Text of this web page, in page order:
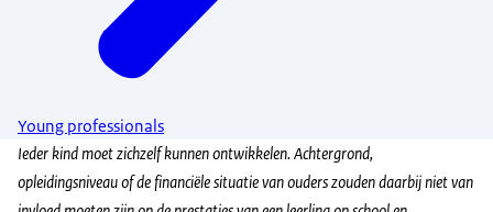
Young professionals
Ieder kind moet zichzelf kunnen ontwikkelen. Achtergrond,
opleidingsniveau of de financiële situatie van ouders zouden daarbij niet van